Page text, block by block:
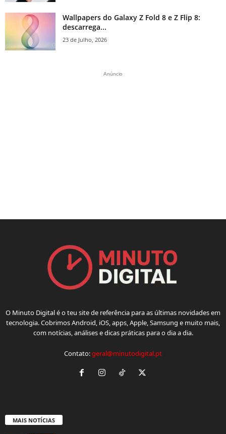
Wallpapers do Galaxy Z Fold 8 e Z Flip 8:
descarrega...
23 de Julho, 2026
Anúncio
O Minuto Digital é o teu site de referência para as últimas novidades em
tecnologia. Cobrimos Android, iOS, apps, Apple, Samsung e muito mais,
com notícias, análises e dicas práticas para o dia a dia.
Contato:geral@minutodigital.pt
MAIS NOTÍCIAS